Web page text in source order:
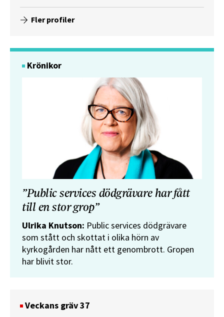
Fler profiler
Krönikor
”Public services dödgrävare har fått
till en stor grop”
Ulrika Knutson: Public services dödgrävare
som stått och skottat i olika hörn av
kyrkogården har nått ett genombrott. Gropen
har blivit stor.
Veckans gräv 37